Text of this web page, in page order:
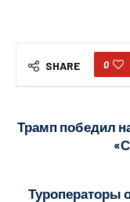
SHARE 0
Трамп победил
Туроператоры